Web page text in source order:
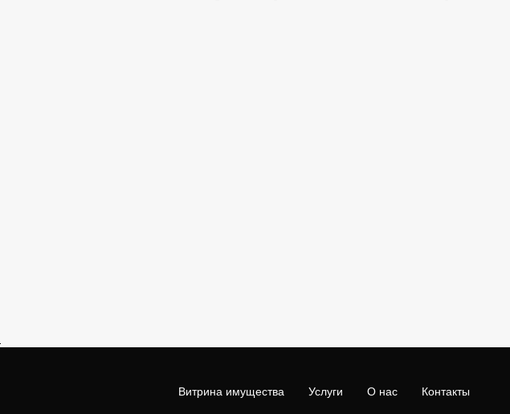
Витрина имущества Услуги О нас Контакты